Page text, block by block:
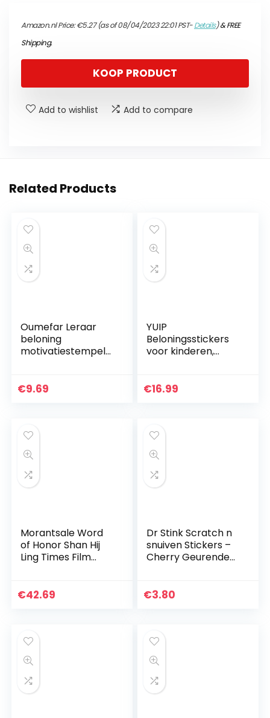
Amazon.nl Price:€5.27(as of 08/04/2023 22:01 PST-Details)&FREE
Shipping.
KOOP PRODUCT
Add to wishlist Add to compare
Related Products
Oumefar Leraar
beloning
motivatiestempel
lof beloning
€9.69
YUIP
Beloningsstickers
voor kinderen,
stuks cartoon-
€16.99
Morantsale Word
of Honor Shan Hij
Ling Times Film
Boek Zhang
€42.69
Dr Stink Scratch n
snuiven Stickers –
Cherry Geurende
€3.80